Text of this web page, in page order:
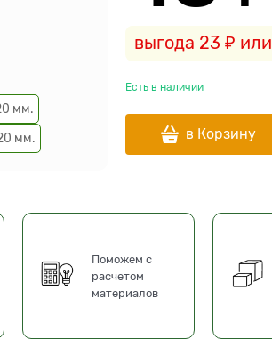
мм.
мм.
выгода 23 ₽ или
Есть в наличии
в Корзину
Поможем с
расчетом
материалов